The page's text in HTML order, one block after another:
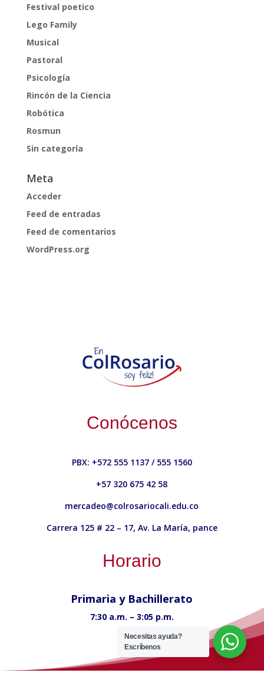
Festival poetico
Lego Family
Musical
Pastoral
Psicología
Rincón de la Ciencia
Robótica
Rosmun
Sin categoría
Meta
Acceder
Feed de entradas
Feed de comentarios
WordPress.org
Conócenos
PBX: +572 555 1137 / 555 1560
+57 320 675 42 58
mercadeo@colrosariocali.edu.co
Carrera 125 # 22 – 17, Av. La María, pance
Horario
Primaria y Bachillerato
7:30 a.m. – 3:05 p.m.
Necesitas ayuda?
Escríbenos